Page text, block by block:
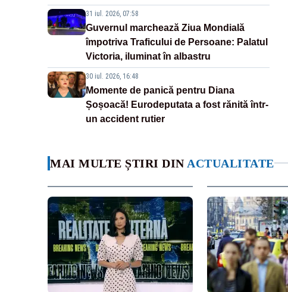
31 iul. 2026, 07:58
Guvernul marchează Ziua Mondială
împotriva Traficului de Persoane: Palatul
Victoria, iluminat în albastru
30 iul. 2026, 16:48
Momente de panică pentru Diana
Șoșoacă! Eurodeputata a fost rănită într-
un accident rutier
MAI MULTE ȘTIRI DIN ACTUALITATE